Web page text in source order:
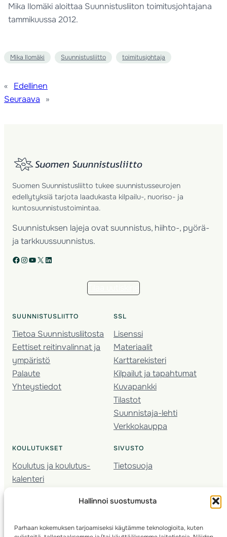
Hallinnoi suostumusta
Parhaan kokemuksen tarjoamiseksi käytämme teknologioita, kuten
Mika Ilomäki aloittaa Suunnistusliiton toimitusjohtajana
tammikuussa 2012.
Mika Ilomäki Suunnistusliitto toimitusjohtaja
«
Edellinen
Seuraava
»
Suomen Suunnistusliitto tukee suunnistusseurojen
edellytyksiä tarjota laadukasta kilpailu-, nuoriso- ja
kuntosuunnistustoimintaa.
Suunnistuksen lajeja ovat suunnistus, hiihto-, pyörä-
ja tarkkuussuunnistus.
Facebook Instagram YouTube X LinkedIn
SUUNNISTUSLIITTO
Tietoa Suunnistusliitosta
Eettiset reitinvalinnat ja
ympäristö
Palaute
Yhteystiedot
SSL
Lisenssi
Materiaalit
Karttarekisteri
Kilpailut ja tapahtumat
Kuvapankki
Tilastot
Suunnistaja-lehti
Verkkokauppa
KOULUTUKSET
Koulutus ja koulutus­
kalenteri
Seura­kehittäminen
Kartoitus
SIVUSTO
Tietosuoja